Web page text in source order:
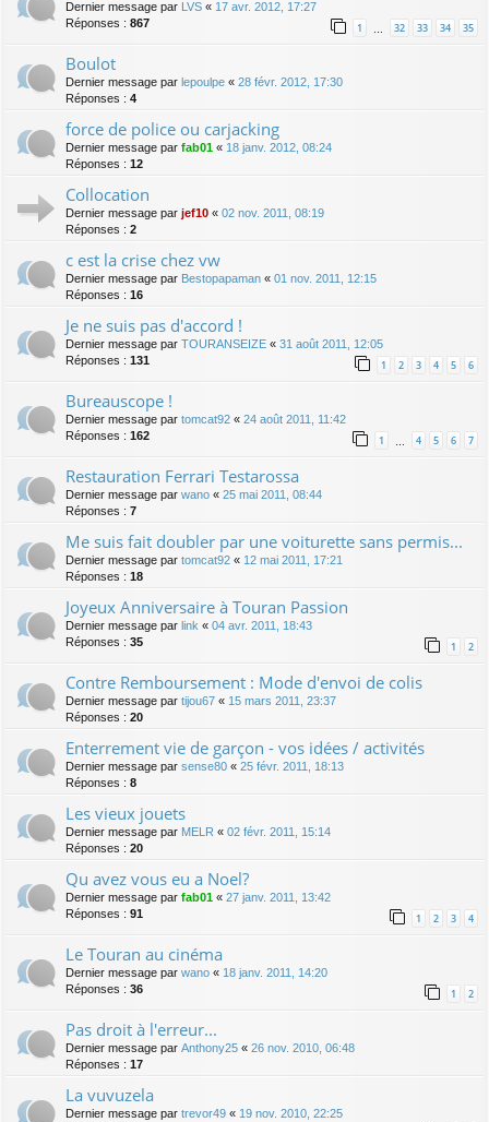
Dernier message par LVS « 17 avr. 2012, 17:27
Réponses : 867 1 32 33 34 35
Boulot
Dernier message par lepoulpe « 28 févr. 2012, 17:30
Réponses : 4
force de police ou carjacking
Dernier message par fab01 « 18 janv. 2012, 08:24
Réponses : 12
Collocation
Dernier message par jef10 « 02 nov. 2011, 08:19
Réponses : 2
c est la crise chez vw
Dernier message par Bestopapaman « 01 nov. 2011, 12:15
Réponses : 16
Je ne suis pas d'accord !
Dernier message par TOURANSEIZE « 31 août 2011, 12:05
Réponses : 131 1 2 3 4 5 6
Bureauscope !
Dernier message par tomcat92 « 24 août 2011, 11:42
Réponses : 162 1 … 4 5 6 7
Restauration Ferrari Testarossa
Dernier message par wano « 25 mai 2011, 08:44
Réponses : 7
Me suis fait doubler par une voiturette sans permis...
Dernier message par tomcat92 « 12 mai 2011, 17:21
Réponses : 18
Joyeux Anniversaire à Touran Passion
Dernier message par link « 04 avr. 2011, 18:43
Réponses : 35 1 2
Contre Remboursement : Mode d'envoi de colis
Dernier message par tijou67 « 15 mars 2011, 23:37
Réponses : 20
Enterrement vie de garçon - vos idées / activités
Dernier message par sense80 « 25 févr. 2011, 18:13
Réponses : 8
Les vieux jouets
Dernier message par MELR « 02 févr. 2011, 15:14
Réponses : 20
Qu avez vous eu a Noel?
Dernier message par fab01 « 27 janv. 2011, 13:42
Réponses : 91 1 2 3 4
Le Touran au cinéma
Dernier message par wano « 18 janv. 2011, 14:20
Réponses : 36 1 2
Pas droit à l'erreur...
Dernier message par Anthony25 « 26 nov. 2010, 06:48
Réponses : 17
La vuvuzela
Dernier message par trevor49 « 19 nov. 2010, 22:25